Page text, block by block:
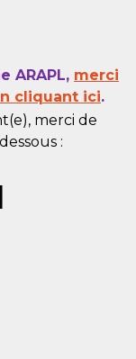
ARAPL, merci
cliquant ici.
merci de
: